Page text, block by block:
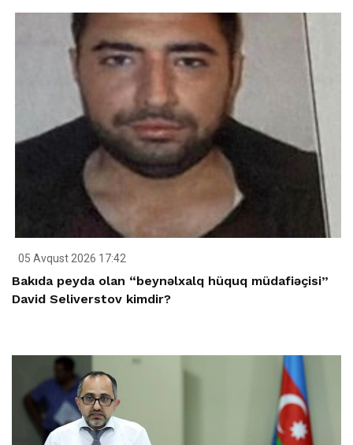
05 Avqust 2026 17:42
Bakıda peyda olan “beynəlxalq hüquq müdafiəçisi”
David Seliverstov kimdir?